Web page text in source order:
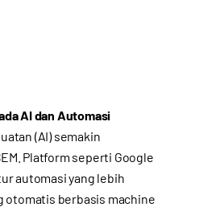
AI dan Automasi
(AI) semakin
Platform seperti Google
automasi yang lebih
otomatis berbasis machine